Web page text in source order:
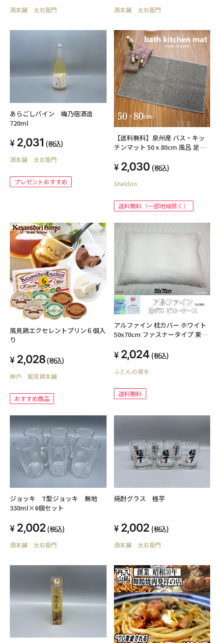
酒本舗 太右衛門 酒本舗 太右衛門
あらごしパイン 梅乃宿酒造
720ml
2,031 (税込)
酒本舗 太右衛門
プレゼントおすすめ
【送料無料】泉州産 バス・キッ
チンマット 50ｘ80cm 風呂 足拭
人気 ウォッシャブル 洗える 日本
製 国産 ギフト 洗濯 新生活 一人
暮らし
2,030 (税込)
Sheldon
送料無料（一部地域除く）
風見鶏エクセレントプリン６個入
り
2,028 (税込)
神戸 風見鶏本舗
おすすめ商品
アルファイン 枕カバー ホワイト
50x70cm ファスナータイプ 東洋
洗える ピローケース ダニ・ハウ
スダスト・花粉 アレルギー対策
ウォッシャブル オリジナル ハン
2,024 (税込)
ふとんの青木
送料無料
ジョッキ T型ジョッキ 無地
330ml×6個セット
2,002 (税込)
酒本舗 太右衛門
焼酎グラス 極芋
2,002 (税込)
酒本舗 太右衛門